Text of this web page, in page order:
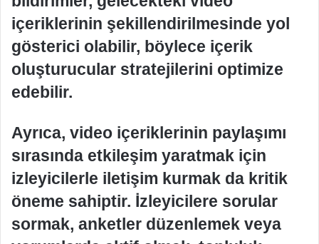
içeriklerinin şekillendirilmesinde yol
gösterici olabilir, böylece içerik
oluşturucular stratejilerini optimize
edebilir.
Ayrıca, video içeriklerinin paylaşımı
sırasında etkileşim yaratmak için
izleyicilerle iletişim kurmak da kritik
öneme sahiptir. İzleyicilere sorular
sormak, anketler düzenlemek veya